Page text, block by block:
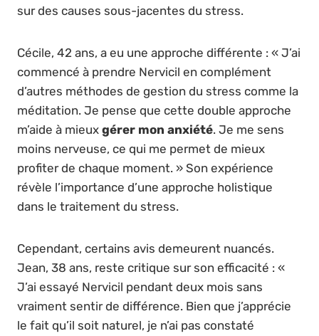
sur des causes sous-jacentes du stress.
Cécile, 42 ans, a eu une approche différente : « J’ai
commencé à prendre Nervicil en complément
d’autres méthodes de gestion du stress comme la
méditation. Je pense que cette double approche
m’aide à mieux gérer mon anxiété. Je me sens
moins nerveuse, ce qui me permet de mieux
profiter de chaque moment. » Son expérience
révèle l’importance d’une approche holistique
dans le traitement du stress.
Cependant, certains avis demeurent nuancés.
Jean, 38 ans, reste critique sur son efficacité : «
J’ai essayé Nervicil pendant deux mois sans
vraiment sentir de différence. Bien que j’apprécie
le fait qu’il soit naturel, je n’ai pas constaté